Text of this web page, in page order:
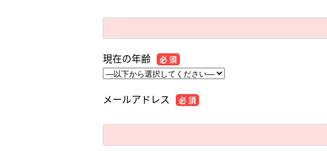
現在の年齢 必 須
メールアドレス 必 須